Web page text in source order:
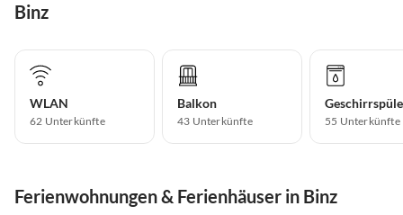
Binz
WLAN
62 Unterkünfte
Balkon
43 Unterkünfte 55 Unterkünfte
Ferienwohnungen & Ferienhäuser in Binz